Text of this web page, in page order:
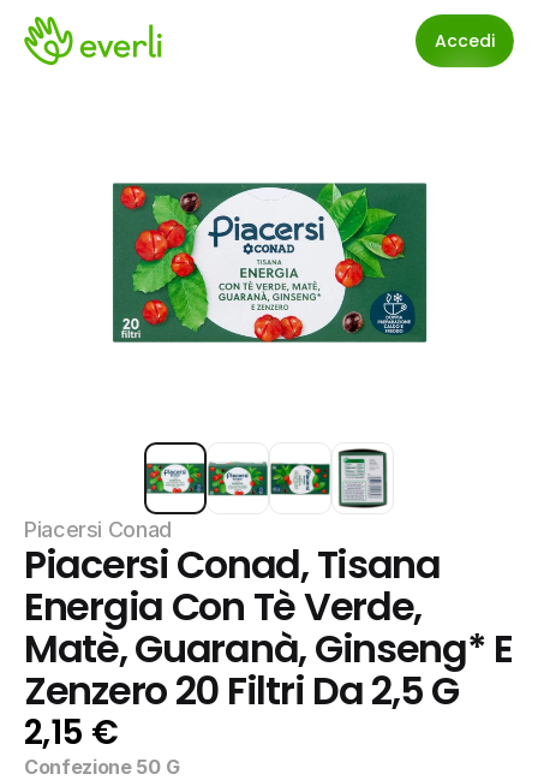
Accedi
Piacersi Conad
Piacersi Conad, Tisana
Energia Con Tè Verde,
Matè, Guaranà, Ginseng* E
Zenzero 20 Filtri Da 2,5 G
2,15 €
Confezione 50 G